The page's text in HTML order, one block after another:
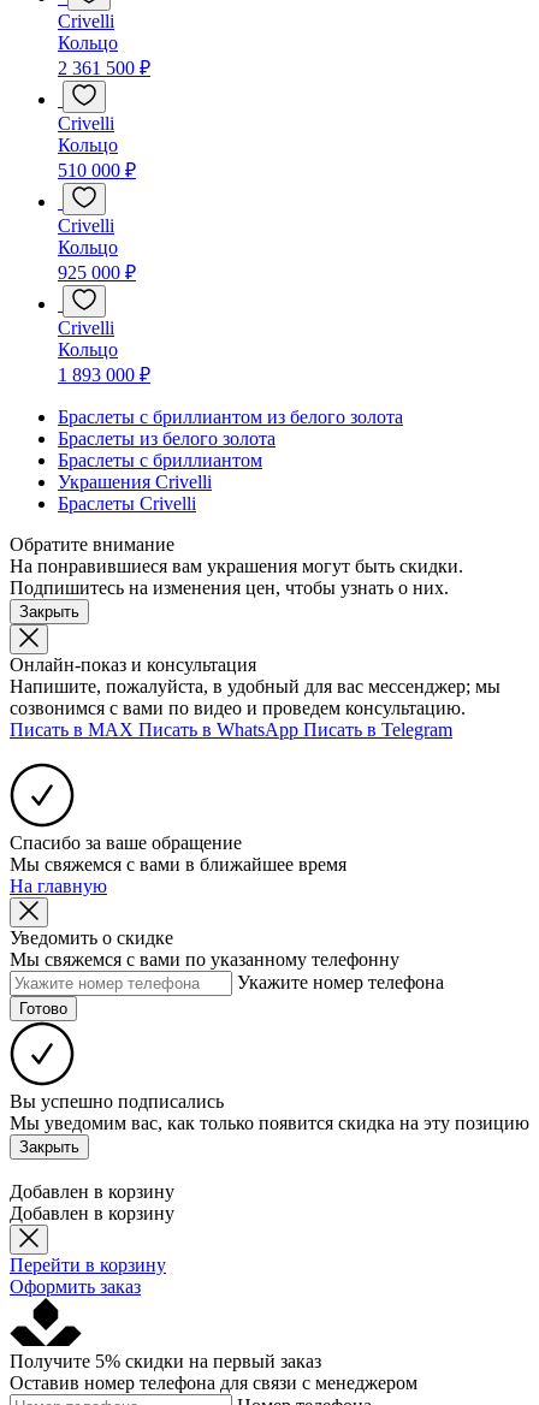
Crivelli
Кольцо
2 361 500 ₽
Crivelli
Кольцо
510 000 ₽
Crivelli
Кольцо
925 000 ₽
Crivelli
Кольцо
1 893 000 ₽
Браслеты с бриллиантом из белого золота
Браслеты из белого золота
Браслеты с бриллиантом
Украшения Crivelli
Браслеты Crivelli
Обратите внимание
На понравившиеся вам украшения могут быть скидки.
Подпишитесь на изменения цен, чтобы узнать о них.
Закрыть
Онлайн-показ и консультация
Напишите, пожалуйста, в удобный для вас мессенджер; мы
созвонимся с вами по видео и проведем консультацию.
Писать в MAX Писать в WhatsApp Писать в Telegram
Спасибо за ваше обращение
Мы свяжемся с вами в ближайшее время
На главную
Уведомить о скидке
Мы свяжемся с вами по указанному телефонну
Укажите номер телефона
Готово
Вы успешно подписались
Мы уведомим вас, как только появится скидка на эту позицию
Закрыть
Добавлен в корзину
Добавлен в корзину
Перейти в корзину
Оформить заказ
Получите 5% скидки на первый заказ
Оставив номер телефона для связи с менеджером